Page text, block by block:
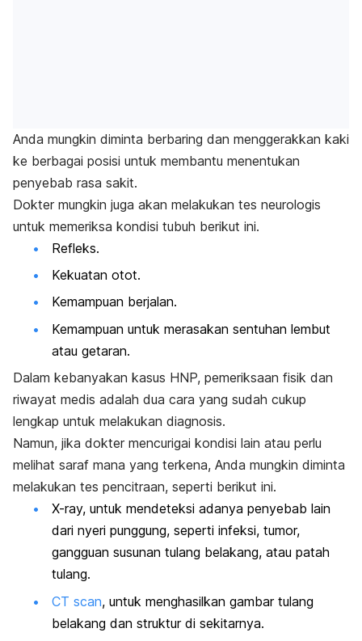
Anda mungkin diminta berbaring dan menggerakkan kaki
ke berbagai posisi untuk membantu menentukan
penyebab rasa sakit.
Dokter mungkin juga akan melakukan tes neurologis
untuk memeriksa kondisi tubuh berikut ini.
Refleks.
Kekuatan otot.
Kemampuan berjalan.
Kemampuan untuk merasakan sentuhan lembut
atau getaran.
Dalam kebanyakan kasus HNP, pemeriksaan fisik dan
riwayat medis adalah dua cara yang sudah cukup
lengkap untuk melakukan diagnosis.
Namun, jika dokter mencurigai kondisi lain atau perlu
melihat saraf mana yang terkena, Anda mungkin diminta
melakukan tes pencitraan, seperti berikut ini.
X-ray, untuk mendeteksi adanya penyebab lain
dari nyeri punggung, seperti infeksi, tumor,
gangguan susunan tulang belakang, atau patah
tulang.
CT scan, untuk menghasilkan gambar tulang
belakang dan struktur di sekitarnya.